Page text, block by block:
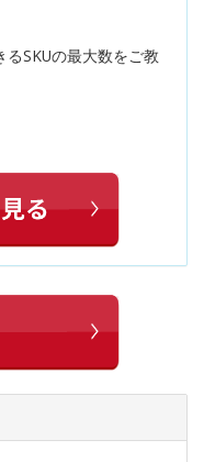
SKUの最大数をご教